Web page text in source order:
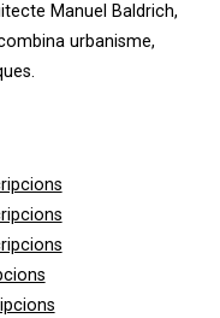
Manuel Baldrich,
urbanisme,